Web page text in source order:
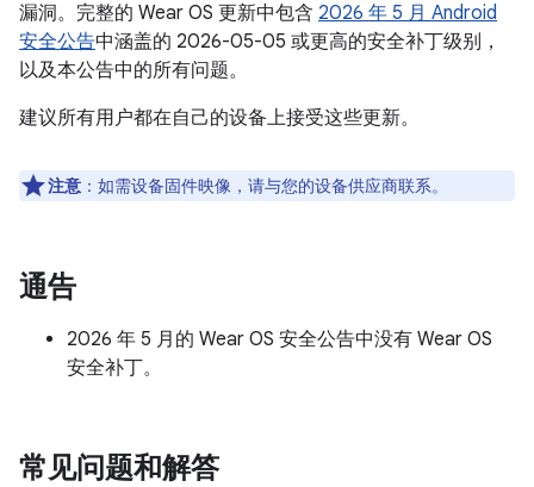
漏洞。完整的 Wear OS 更新中包含 2026 年 5 月 Android
安全公告中涵盖的 2026-05-05 或更高的安全补丁级别，
以及本公告中的所有问题。
建议所有用户都在自己的设备上接受这些更新。
注意 ：如需设备固件映像，请与您的设备供应商联系。
通告
2026 年 5 月的 Wear OS 安全公告中没有 Wear OS
安全补丁。
常见问题和解答